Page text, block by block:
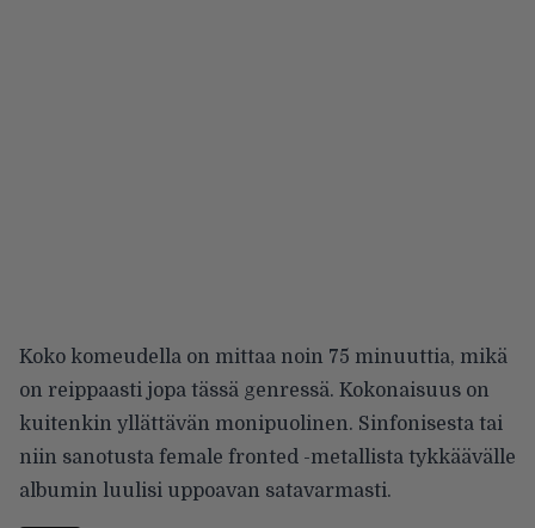
Koko komeudella on mittaa noin 75 minuuttia, mikä
on reippaasti jopa tässä genressä. Kokonaisuus on
kuitenkin yllättävän monipuolinen. Sinfonisesta tai
niin sanotusta female fronted -metallista tykkäävälle
albumin luulisi uppoavan satavarmasti.